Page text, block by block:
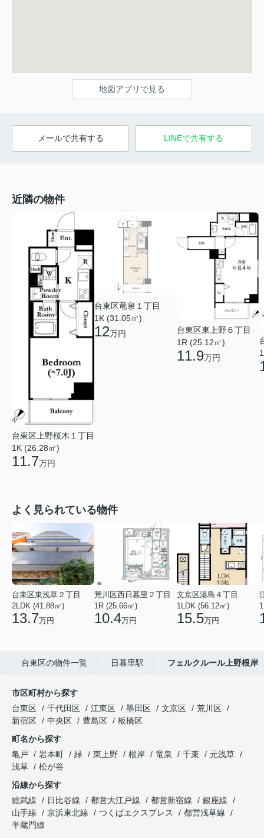
地図アプリで見る
メールで共有する LINEで共有する
近隣の物件
台東区上野桜木１丁目
1K (26.28㎡)
11.7万円
台東区竜泉１丁目
1K (31.05㎡)
12万円
台東区東上野６丁目
1R (25.12㎡)
11.9万円
よく見られている物件
台東区東浅草２丁目
2LDK (41.88㎡)
13.7万円
荒川区西日暮里２丁目
1R (25.66㎡)
10.4万円
文京区湯島４丁目
1LDK (56.12㎡)
15.5万円
台東区の物件一覧 日暮里駅 フェルクルール上野根岸
市区町村から探す
台東区
千代田区 江東区 墨田区 文京区
荒川区
新宿区
中央区 豊島区
板橋区
町名から探す
亀戸
岩本町 緑 東上野 根岸 竜泉 千束
元浅草
浅草
松が谷
沿線から探す
総武線
日比谷線 都営大江戸線 都営新宿線
銀座線
山手線
京浜東北線 つくばエクスプレス
都営浅草線
半蔵門線